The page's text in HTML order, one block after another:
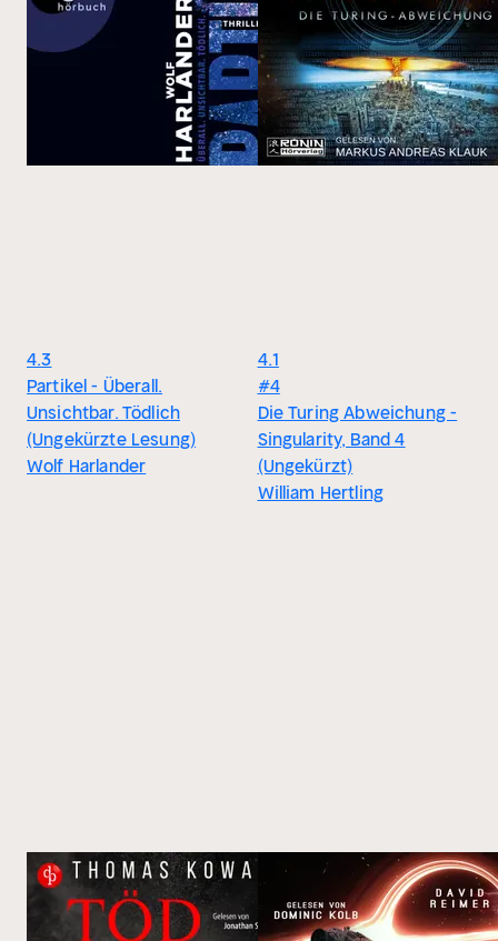
4.3
Partikel - Überall.
Unsichtbar. Tödlich
(Ungekürzte Lesung)
Wolf Harlander
4.1
#4
Die Turing Abweichung -
Singularity, Band 4
(Ungekürzt)
William Hertling